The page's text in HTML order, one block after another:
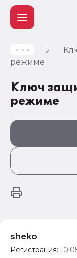
режиме
Ключ
режиме
sheko
Регистрация:
Учет и